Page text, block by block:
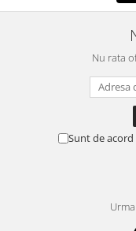
Nu rata
Sunt de acord